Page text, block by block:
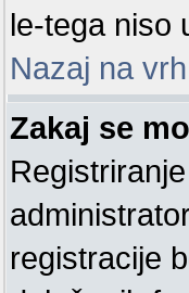
le-tega niso
Nazaj na vrh
Zakaj se
registracije